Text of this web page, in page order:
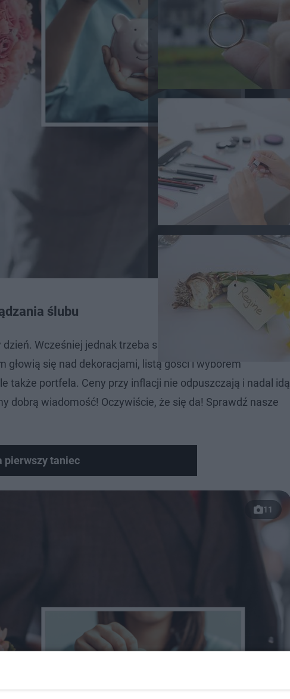
ślubu
Wcześniej jednak trzeba się sporo napocić, aby był
się nad dekoracjami, listą gości i wyborem
także portfela. Ceny przy inflacji nie odpuszczają i nadal idą
dobrą wiadomość! Oczywiście, że się da! Sprawdź nasze
pierwszy taniec
11